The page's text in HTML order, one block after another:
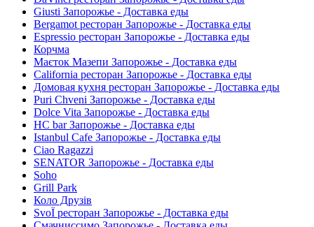
Giusti Запорожье - Доставка еды
Bergamot ресторан Запорожье - Доставка еды
Espressio ресторан Запорожье - Доставка еды
Корчма
Маєток Мазепи Запорожье - Доставка еды
California ресторан Запорожье - Доставка еды
Домовая кухня ресторан Запорожье - Доставка еды
Puri Chveni Запорожье - Доставка еды
Dolce Vita Запорожье - Доставка еды
HC bar Запорожье - Доставка еды
Istanbul Cafe Запорожье - Доставка еды
Ciao Ragazzi
SENATOR Запорожье - Доставка еды
Soho
Grill Park
Коло Друзів
SvoЇ ресторан Запорожье - Доставка еды